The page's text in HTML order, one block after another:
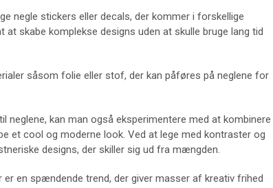
negle stickers eller decals, der kommer i forskellige
skabe komplekse designs uden at skulle bruge lang tid
såsom folie eller stof, der kan påføres på neglene for
neglene, kan man også eksperimentere med at kombinere
et cool og moderne look. Ved at lege med kontraster og
designs, der skiller sig ud fra mængden.
en spændende trend, der giver masser af kreativ frihed